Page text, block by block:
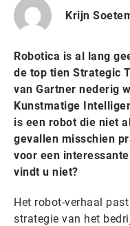
Krijn
Robotica is al lang
de top tien Strategic
van Gartner nederig
Kunstmatige
is een robot die niet
gevallen misschien
voor een
vindt u niet?
Het robot-verhaal
strategie van het